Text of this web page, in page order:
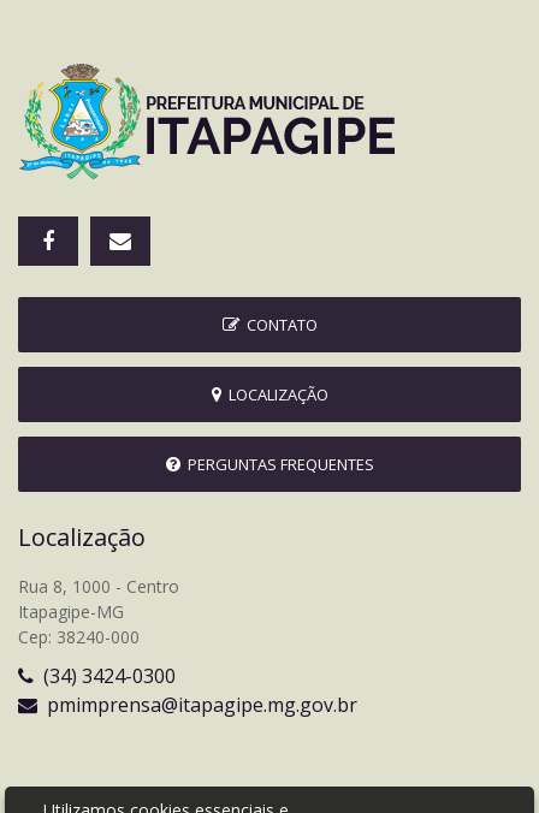
CONTATO
LOCALIZAÇÃO
PERGUNTAS FREQUENTES
Localização
Rua 8, 1000 - Centro
Itapagipe-MG
Cep: 38240-000
(34) 3424-0300
pmimprensa@itapagipe.mg.gov.br